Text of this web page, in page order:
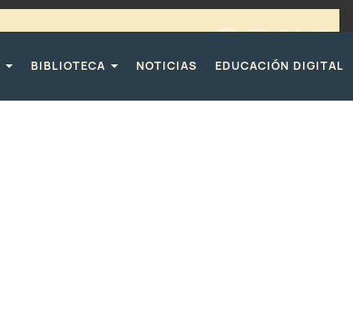
BIBLIOTECA NOTICIAS EDUCACIÓN DIGITAL